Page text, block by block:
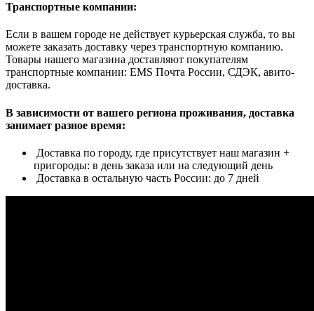
Транспортные компании:
Если в вашем городе не действует курьерская служба, то вы
можете заказать доставку через транспортную компанию.
Товары нашего магазина доставляют покупателям
транспортные компании: EMS Почта России, СДЭК, авито-
доставка.
В зависимости от вашего региона проживания, доставка
занимает разное время:
Доставка по городу, где присутствует наш магазин +
пригороды: в день заказа или на следующий день
Доставка в остальную часть России: до 7 дней